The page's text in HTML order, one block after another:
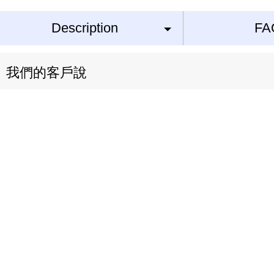
Description
我們的客戶說